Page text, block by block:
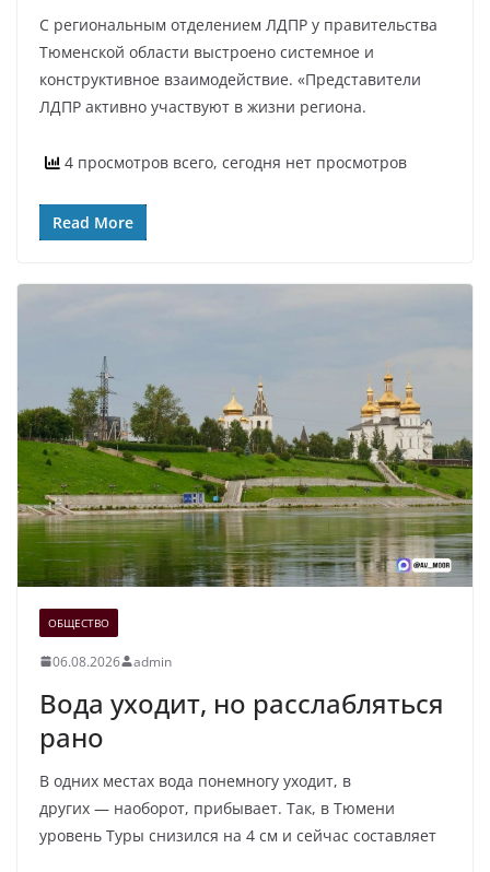
С региональным отделением ЛДПР у правительства
Тюменской области выстроено системное и
конструктивное взаимодействие. «Представители
ЛДПР активно участвуют в жизни региона.
4 просмотров всего, сегодня нет просмотров
Read More
ОБЩЕСТВО
06.08.2026 admin
Вода уходит, но расслабляться
рано
В одних местах вода понемногу уходит, в
других — наоборот, прибывает. Так, в Тюмени
уровень Туры снизился на 4 см и сейчас составляет